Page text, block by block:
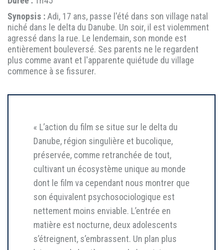
Synopsis :Adi, 17 ans, passe l'été dans son village natal
niché dans le delta du Danube. Un soir, il est violemment
agressé dans la rue. Le lendemain, son monde est
entièrement bouleversé. Ses parents ne le regardent
plus comme avant et l'apparente quiétude du village
commence à se fissurer.
« L’action du film se situe sur le delta du
Danube, région singulière et bucolique,
préservée, comme retranchée de tout,
cultivant un écosystème unique au monde
dont le film va cependant nous montrer que
son équivalent psychosociologique est
nettement moins enviable. L’entrée en
matière est nocturne, deux adolescents
s’étreignent, s’embrassent. Un plan plus